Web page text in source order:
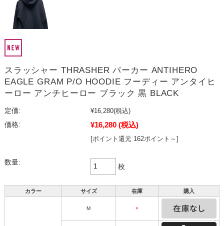
スラッシャー THRASHER パーカー ANTIHERO
EAGLE GRAM P/O HOODIE フーディー アンタイヒ
ーロー アンチヒーロー ブラック 黒 BLACK
定価: ¥16,280(税込)
価格:
¥16,280 (税込)
[ポイント還元 162ポイント～]
数量:
枚
カラー サイズ 在庫 購入
M ×